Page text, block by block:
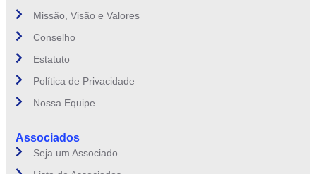
Missão, Visão e Valores
Conselho
Estatuto
Política de Privacidade
Nossa Equipe
Associados
Seja um Associado